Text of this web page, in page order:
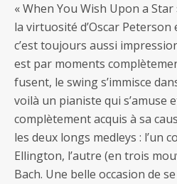
« When You Wish Upon a
la virtuosité d’Oscar
c’est toujours aussi
est par moments
fusent, le swing s’immisce
voilà un pianiste qui s’amuse
complètement acquis à sa
les deux longs medleys : l’un
Ellington, l’autre (en trois
Bach. Une belle occasion de